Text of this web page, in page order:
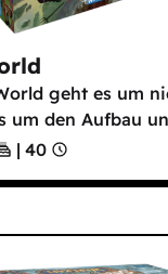
geht es um
um den Aufbau
| 40